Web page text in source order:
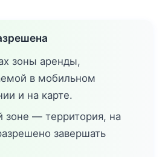
зоны аренды,
в мобильном
и на карте.
зоне — территория, на
завершать